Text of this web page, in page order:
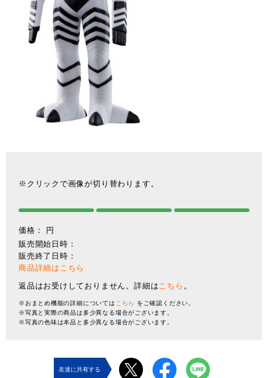
※クリックで画像が切り替わります。
価格：
円
販売開始日時：
販売終了日時：
商品詳細はこちら
返品はお受けしておりません。詳細はこちら 。
※おまとめ機能の詳細については こちら
をご確認ください。
※写真と実際の商品は多少異なる場合がございます。
※写真の色味は本品と多少異なる場合がございます。
友達に共有する